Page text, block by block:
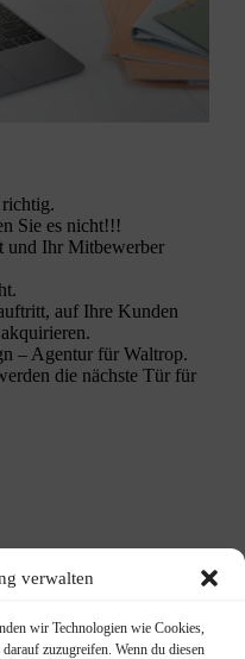
verwalten
wir Technologien wie Cookies,
zuzugreifen. Wenn du diesen
Sie es nicht!!!
und Ihr Mitbewerber
auf Ihre Kunden
– Agentur für Waltrop.
die nächste Tür für